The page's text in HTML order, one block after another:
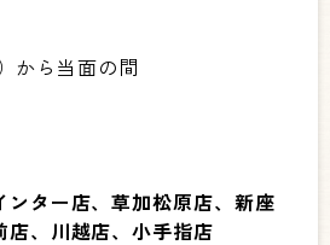
から当面の間
ター店、草加松原店、新座
、川越店、小手指店